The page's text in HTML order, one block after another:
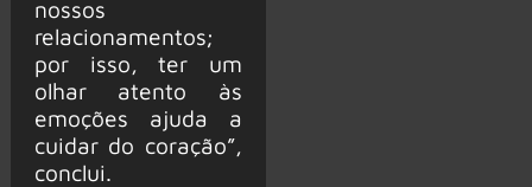
nossos
relacionamentos;
por isso, ter um
olhar atento às
emoções ajuda a
cuidar do coração”,
conclui.